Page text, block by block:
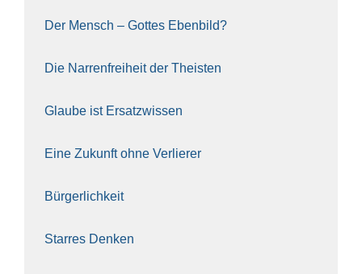
Der Mensch – Got­tes Eben­bild?
Die Nar­ren­frei­heit der The­is­ten
Glau­be ist Ersatz­wis­sen
Eine Zukunft ohne Ver­lie­rer
Bür­ger­lich­keit
Star­res Den­ken